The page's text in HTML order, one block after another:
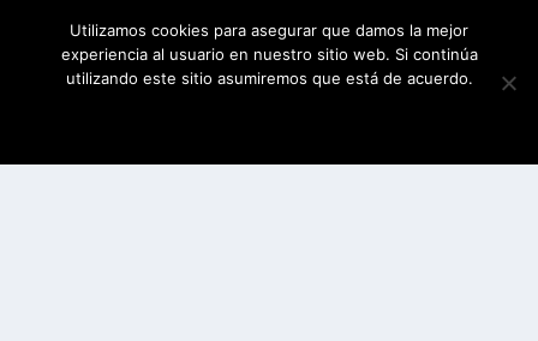
Utilizamos cookies para asegurar que damos la mejor
experiencia al usuario en nuestro sitio web. Si continúa
utilizando este sitio asumiremos que está de acuerdo.